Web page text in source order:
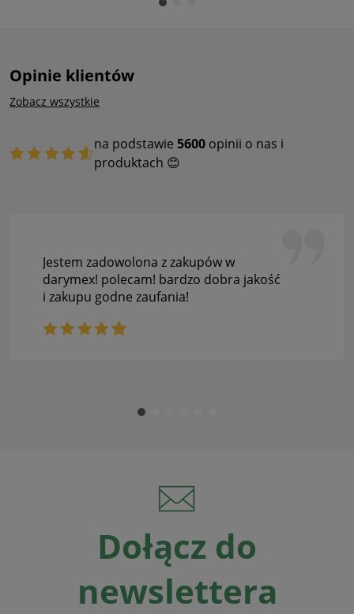
Opinie klientów
Zobacz wszystkie
na podstawie 5600 opinii o nas i
produktach 😊
Jestem zadowolona z zakupów w
darymex! polecam! bardzo dobra jakość
i zakupu godne zaufania!
Dołącz do
newslettera